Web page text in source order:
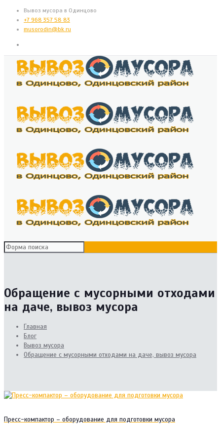
Вывоз мусора в Одинцово
+7 968 357 58 83
musorodin@bk.ru
Обращение с мусорными отходами
на даче, вывоз мусора
Главная
Блог
Вывоз мусора
Обращение с мусорными отходами на даче, вывоз мусора
Пресс-компактор – оборудование для подготовки мусора